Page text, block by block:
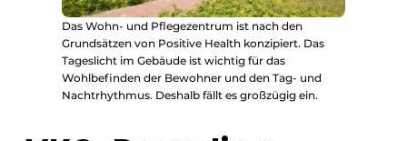
Das Wohn- und Pflegezentrum ist nach den
Grundsätzen von Positive Health konzipiert. Das
Tageslicht im Gebäude ist wichtig für das
Wohlbefinden der Bewohner und den Tag- und
Nachtrhythmus. Deshalb fällt es großzügig ein.